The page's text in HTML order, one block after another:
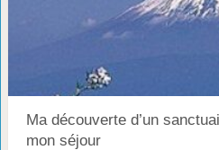
Ma découverte d’un
mon séjour